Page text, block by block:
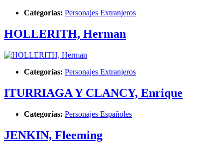
Categorías: Personajes Extranjeros
HOLLERITH, Herman
Categorías: Personajes Extranjeros
ITURRIAGA Y CLANCY, Enrique
Categorías: Personajes Españoles
JENKIN, Fleeming